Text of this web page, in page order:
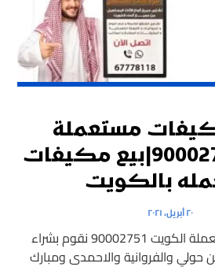
مستعملة
الكويت 90002751|بيع مكيفات
بالكويت
٢٠ أبريل، ٢٠٢١
نشتري مكيفات مستعملة الكويت 90002751 نقوم بشراء
والفروانية والاحمدى ومبارك